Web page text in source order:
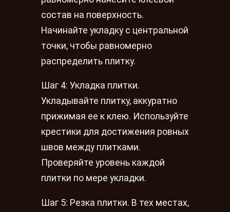
состав на поверхность.
Начинайте укладку с центральной
точки, чтобы равномерно
распределить плитку.
Шаг 4: Укладка плитки.
Укладывайте плитку, аккуратно
прижимая ее к клею. Используйте
крестики для достижения ровных
швов между плитками.
Проверяйте уровень каждой
плитки по мере укладки.
Шаг 5: Резка плитки. В тех местах,